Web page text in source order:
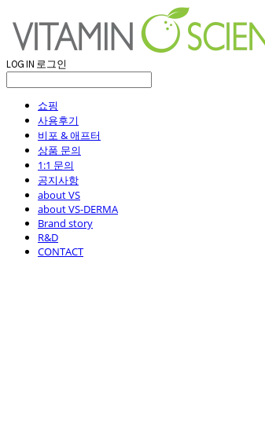
LOG IN 로그인
쇼핑
사용후기
비포 & 애프터
상품 문의
1:1 문의
공지사항
about VS
about VS-DERMA
Brand story
R&D
CONTACT